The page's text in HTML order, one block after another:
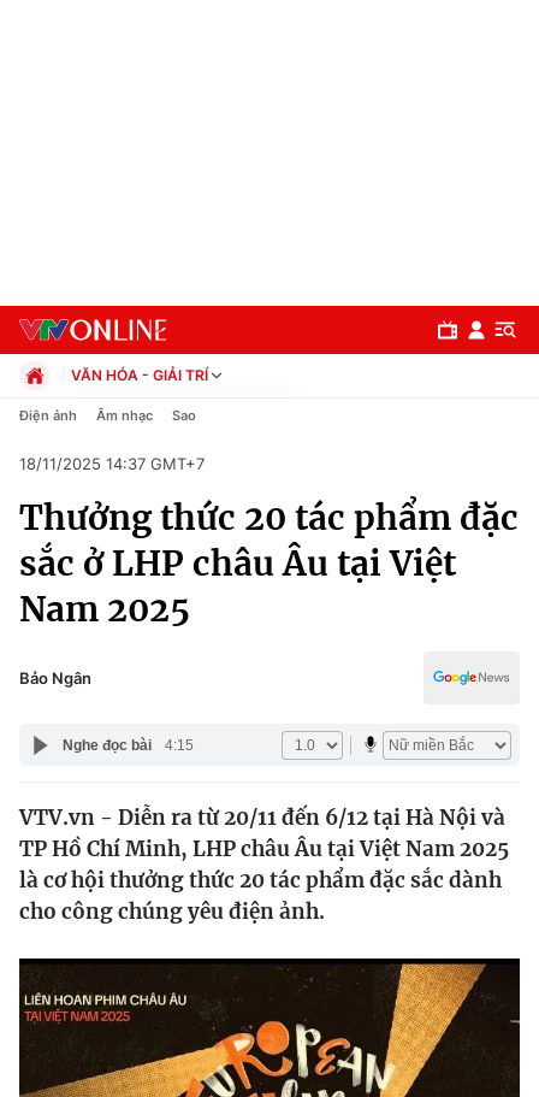
Chuyên mục
Chính trị
Xã hội
Pháp luật
Y tế
Thế giới
Tin tức
Thế giới đó đây
Câu chuyện quốc tế
Kinh tế
Thị trường
Góc doanh nghiệp
Dữ liệu và đời sống
Truyền hình
Phim VTV
VĂN HÓA - GIẢI TRÍ
Chính trị
Pháp luật
Kinh tế
Thể thao
Truyền hình
Văn hóa - Giải trí
Điện ảnh Âm nhạc Sao
18/11/2025 14:37 GMT+7
Thưởng thức 20 tác phẩm đặc
sắc ở LHP châu Âu tại Việt
Nam 2025
Bảo Ngân
Nghe đọc bài 4:15
VTV.vn - Diễn ra từ 20/11 đến 6/12 tại Hà Nội và
TP Hồ Chí Minh, LHP châu Âu tại Việt Nam 2025
là cơ hội thưởng thức 20 tác phẩm đặc sắc dành
cho công chúng yêu điện ảnh.